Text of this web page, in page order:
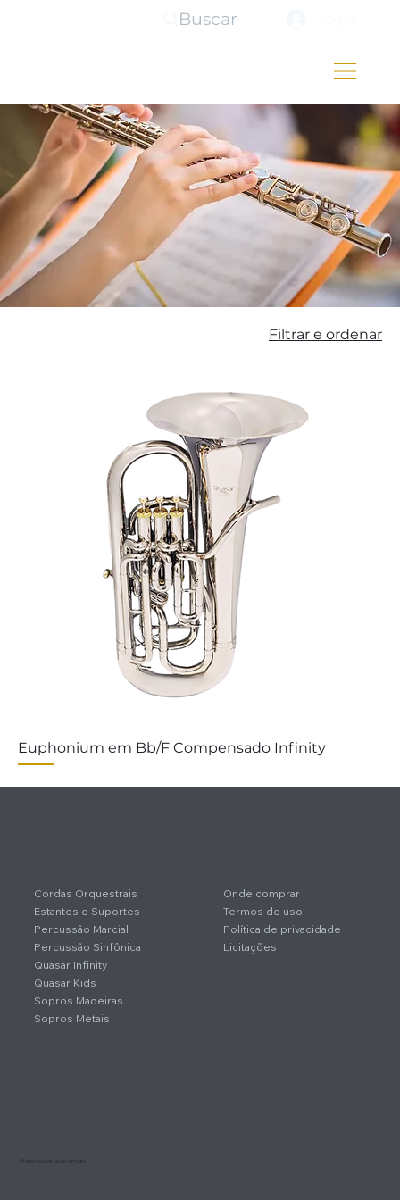
Buscar
Filtrar e ordenar
Euphonium em Bb/F Compensado Infinity
Visite nossas lojas virtuais
Onde comprar
Termos de uso
Política de privacidade
Licitações
Cordas Orquestrais
Estantes e Suportes
Percussão Marcial
Percussão Sinfônica
Quasar Infinity
Quasar Kids
Sopros Madeiras
Sopros Metais